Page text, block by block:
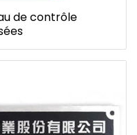
de contrôle